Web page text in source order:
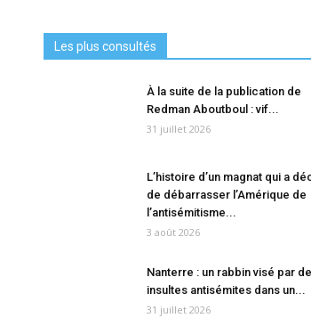
Les plus consultés
À la suite de la publication de
Redman Aboutboul : vif...
31 juillet 2026
L’histoire d’un magnat qui a
de débarrasser l’Amérique de
l’antisémitisme...
3 août 2026
Nanterre : un rabbin visé par
insultes antisémites dans un...
31 juillet 2026